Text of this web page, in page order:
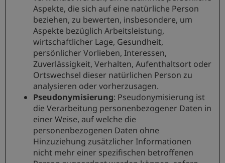
Aspekte, die sich auf eine natürliche Person
beziehen, zu bewerten, insbesondere, um
Aspekte bezüglich Arbeitsleistung,
wirtschaftlicher Lage, Gesundheit,
persönlicher Vorlieben, Interessen,
Zuverlässigkeit, Verhalten, Aufenthaltsort oder
Ortswechsel dieser natürlichen Person zu
analysieren oder vorherzusagen.
Pseudonymisierung: Pseudonymisierung ist
die Verarbeitung personenbezogener Daten in
einer Weise, auf welche die
personenbezogenen Daten ohne
Hinzuziehung zusätzlicher Informationen
nicht mehr einer spezifischen betroffenen